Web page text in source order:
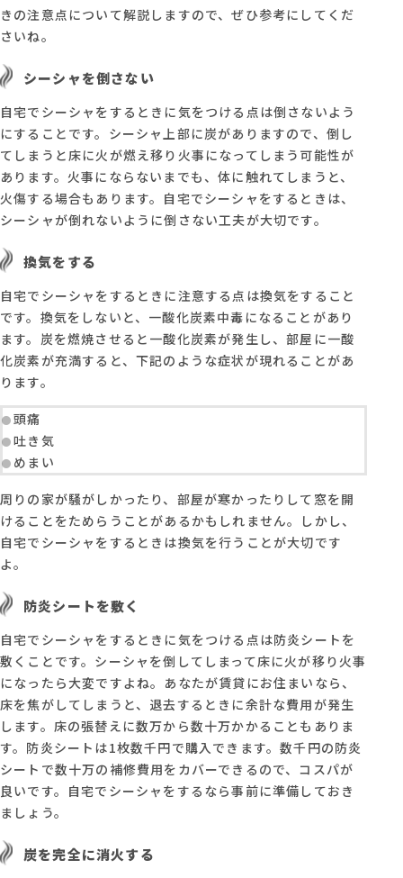
きの注意点について解説しますので、ぜひ参考にしてくだ
さいね。
シーシャを倒さない
自宅でシーシャをするときに気をつける点は倒さないよう
にすることです。シーシャ上部に炭がありますので、倒し
てしまうと床に火が燃え移り火事になってしまう可能性が
あります。火事にならないまでも、体に触れてしまうと、
火傷する場合もあります。自宅でシーシャをするときは、
シーシャが倒れないように倒さない工夫が大切です。
換気をする
自宅でシーシャをするときに注意する点は換気をすること
です。換気をしないと、一酸化炭素中毒になることがあり
ます。炭を燃焼させると一酸化炭素が発生し、部屋に一酸
化炭素が充満すると、下記のような症状が現れることがあ
ります。
頭痛
吐き気
めまい
周りの家が騒がしかったり、部屋が寒かったりして窓を開
けることをためらうことがあるかもしれません。しかし、
自宅でシーシャをするときは換気を行うことが大切です
よ。
防炎シートを敷く
自宅でシーシャをするときに気をつける点は防炎シートを
敷くことです。シーシャを倒してしまって床に火が移り火事
になったら大変ですよね。あなたが賃貸にお住まいなら、
床を焦がしてしまうと、退去するときに余計な費用が発生
します。床の張替えに数万から数十万かかることもありま
す。防炎シートは1枚数千円で購入できます。数千円の防炎
シートで数十万の補修費用をカバーできるので、コスパが
良いです。自宅でシーシャをするなら事前に準備しておき
ましょう。
炭を完全に消火する